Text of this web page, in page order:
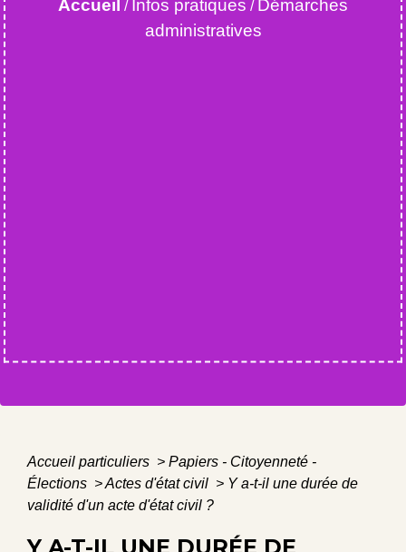
Accueil / Infos pratiques / Démarches
administratives
Accueil particuliers > Papiers - Citoyenneté -
Élections >Actes d'état civil > Y a-t-il une durée de
validité d'un acte d'état civil ?